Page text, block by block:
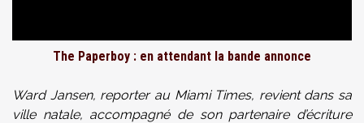
The Paperboy : en attendant la bande annonce
Ward Jansen, reporter au Miami Times, revient dans sa
ville natale, accompagné de son partenaire d’écriture